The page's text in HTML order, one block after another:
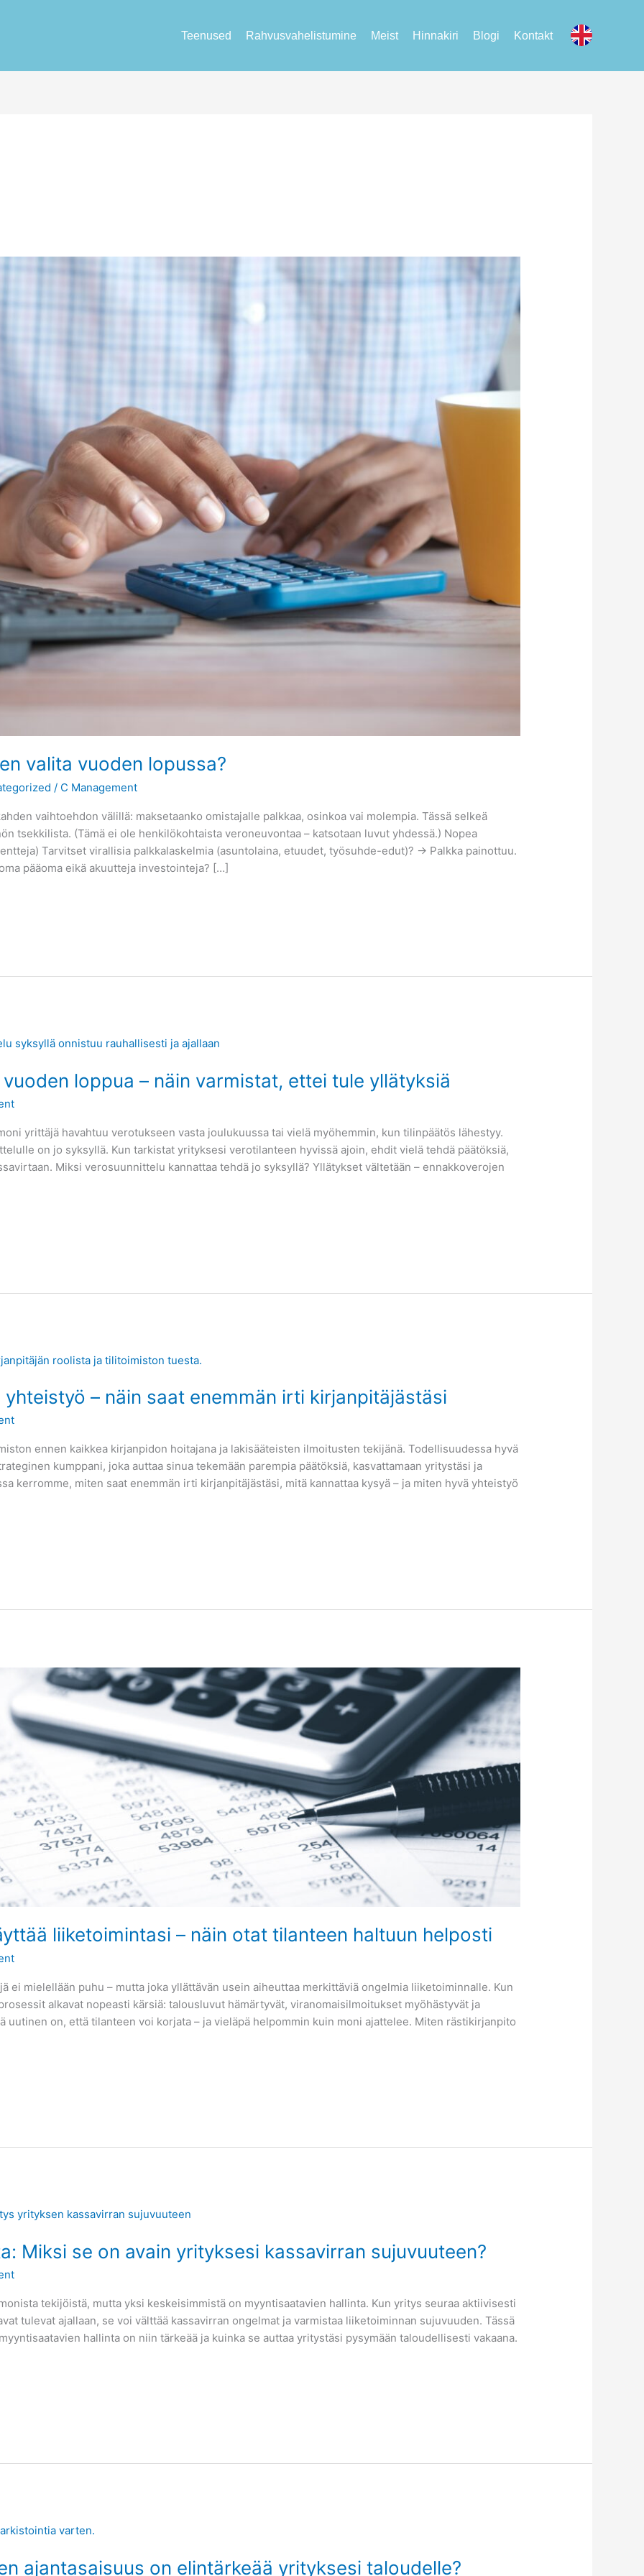
Teenused Rahvusvahelistumine Meist Hinnakiri Blogi Kontakt
valita vuoden lopussa?
/ C Management
vaihtoehdon välillä: maksetaanko omistajalle palkkaa, osinkoa vai molempia. Tässä selkeä
tsekkilista. (Tämä ei ole henkilökohtaista veroneuvontaa – katsotaan luvut yhdessä.) Nopea
Tarvitset virallisia palkkalaskelmia (asuntolaina, etuudet, työsuhde-edut)? → Palkka painottuu.
pääoma eikä akuutteja investointeja? […]
loppua – näin varmistat, ettei tule yllätyksiä
yrittäjä havahtuu verotukseen vasta joulukuussa tai vielä myöhemmin, kun tilinpäätös lähestyy.
on jo syksyllä. Kun tarkistat yrityksesi verotilanteen hyvissä ajoin, ehdit vielä tehdä päätöksiä,
Miksi verosuunnittelu kannattaa tehdä jo syksyllä? Yllätykset vältetään – ennakkoverojen
– näin saat enemmän irti kirjanpitäjästäsi
ennen kaikkea kirjanpidon hoitajana ja lakisääteisten ilmoitusten tekijänä. Todellisuudessa hyvä
kumppani, joka auttaa sinua tekemään parempia päätöksiä, kasvattamaan yritystäsi ja
kerromme, miten saat enemmän irti kirjanpitäjästäsi, mitä kannattaa kysyä – ja miten hyvä yhteistyö
liiketoimintasi – näin otat tilanteen haltuun helposti
ei mielellään puhu – mutta joka yllättävän usein aiheuttaa merkittäviä ongelmia liiketoiminnalle. Kun
alkavat nopeasti kärsiä: talousluvut hämärtyvät, viranomaisilmoitukset myöhästyvät ja
uutinen on, että tilanteen voi korjata – ja vieläpä helpommin kuin moni ajattelee. Miten rästikirjanpito
Miksi se on avain yrityksesi kassavirran sujuvuuteen?
tekijöistä, mutta yksi keskeisimmistä on myyntisaatavien hallinta. Kun yritys seuraa aktiivisesti
tulevat ajallaan, se voi välttää kassavirran ongelmat ja varmistaa liiketoiminnan sujuvuuden. Tässä
hallinta on niin tärkeää ja kuinka se auttaa yritystäsi pysymään taloudellisesti vakaana.
ajantasaisuus on elintärkeää yrityksesi taloudelle?